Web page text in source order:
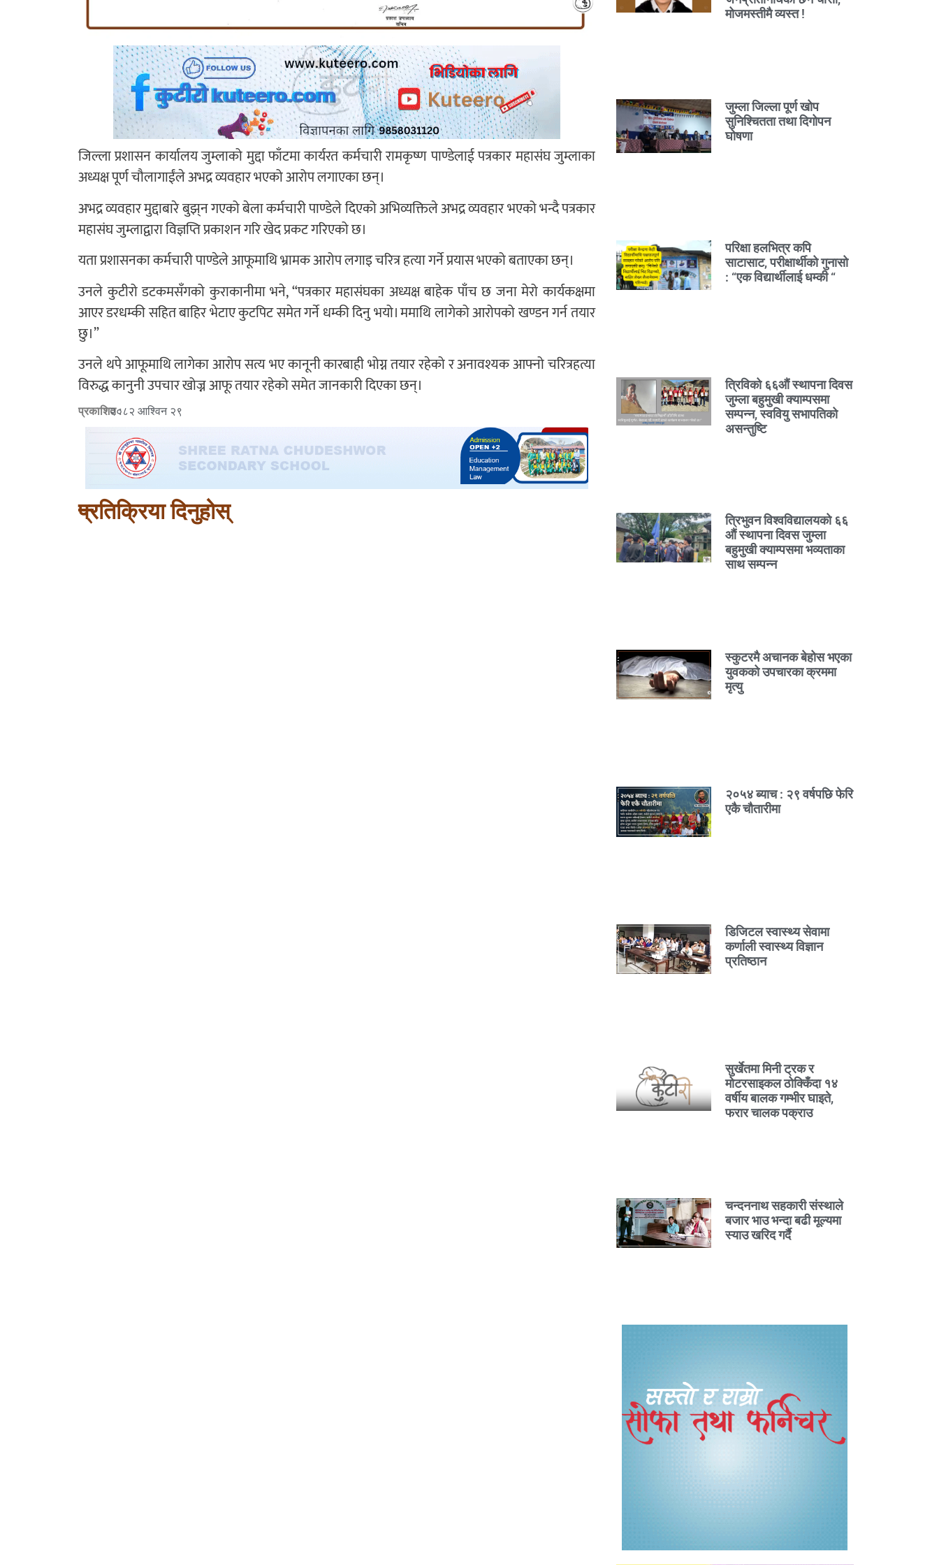
जिल्ला प्रशासन कार्यालय जुम्लाको मुद्दा फाँटमा कार्यरत कर्मचारी रामकृष्ण पाण्डेलाई पत्रकार महासंघ जुम्लाका
अध्यक्ष पूर्ण चौलागाईंले अभद्र व्यवहार भएको आरोप लगाएका छन्।
अभद्र व्यवहार मुद्दाबारे बुझ्‌न गएको बेला कर्मचारी पाण्डेले दिएको अभिव्यक्तिले अभद्र व्यवहार भएको भन्दै पत्रकार
महासंघ जुम्लाद्वारा विज्ञप्ति प्रकाशन गरि खेद प्रकट गरिएको छ।
यता प्रशासनका कर्मचारी पाण्डेले आफूमाथि भ्रामक आरोप लगाइ चरित्र हत्या गर्ने प्रयास भएको बताएका छन्।
उनले कुटीरो डटकमसँगको कुराकानीमा भने, “पत्रकार महासंघका अध्यक्ष बाहेक पाँच छ जना मेरो कार्यकक्षमा
आएर डरधम्की सहित बाहिर भेटाए कुटपिट समेत गर्ने धम्की दिनु भयो। ममाथि लागेको आरोपको खण्डन गर्न तयार
छु।”
उनले थपे आफूमाथि लागेका आरोप सत्य भए कानूनी कारबाही भोग्न तयार रहेको र अनावश्यक आफ्नो चरित्रहत्या
विरुद्ध कानुनी उपचार खोज्न आफू तयार रहेको समेत जानकारी दिएका छन्।
प्रकाशित :२०८२ आश्विन २९
प्रतिक्रिया दिनुहोस्
मोजमस्तीमै व्यस्त !
जुम्ला जिल्ला पूर्ण खोप
सुनिश्चितता तथा दिगोपन
घोषणा
परिक्षा हलभित्र कपि
साटासाट, परीक्षार्थीको गुनासो
: “एक विद्यार्थीलाई धम्की “
त्रिविको ६६औं स्थापना दिवस
जुम्ला बहुमुखी क्याम्पसमा
सम्पन्न, स्ववियु सभापतिको
असन्तुष्टि
त्रिभुवन विश्वविद्यालयको ६६
औं स्थापना दिवस जुम्ला
बहुमुखी क्याम्पसमा भव्यताका
साथ सम्पन्न
स्कुटरमै अचानक बेहोस भएका
युवकको उपचारका क्रममा
मृत्यु
२०५४ ब्याच : २९ वर्षपछि फेरि
एकै चौतारीमा
डिजिटल स्वास्थ्य सेवामा
कर्णाली स्वास्थ्य विज्ञान
प्रतिष्ठान
सुर्खेतमा मिनी ट्रक र
मोटरसाइकल ठोक्किँदा १४
वर्षीय बालक गम्भीर घाइते,
फरार चालक पक्राउ
चन्दननाथ सहकारी संस्थाले
बजार भाउ भन्दा बढी मूल्यमा
स्याउ खरिद गर्दै